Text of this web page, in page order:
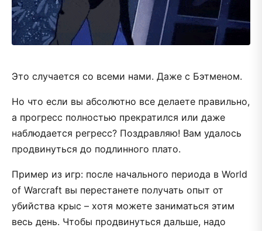
Это случается со всеми нами. Даже с Бэтменом.
Но что если вы абсолютно все делаете правильно,
а прогресс полностью прекратился или даже
наблюдается регресс? Поздравляю! Вам удалось
продвинуться до подлинного плато.
Пример из игр: после начального периода в World
of Warcraft вы перестанете получать опыт от
убийства крыс – хотя можете заниматься этим
весь день. Чтобы продвинуться дальше, надо